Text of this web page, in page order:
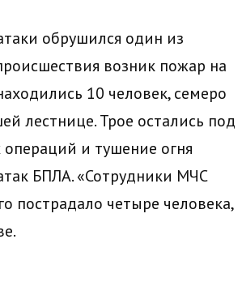
обрушился один из
возник пожар на
10 человек, семеро
лестнице. Трое остались под
и тушение огня
БПЛА. «Сотрудники МЧС
пострадало четыре человека,